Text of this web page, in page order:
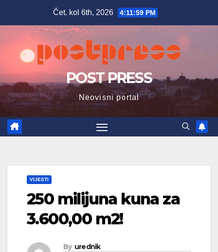
Čet. kol 6th, 2026 4:12:00 PM
POST PRESS
Neovisni portal
VIJESTI
250 milijuna kuna za
3.600,00 m2!
By urednik